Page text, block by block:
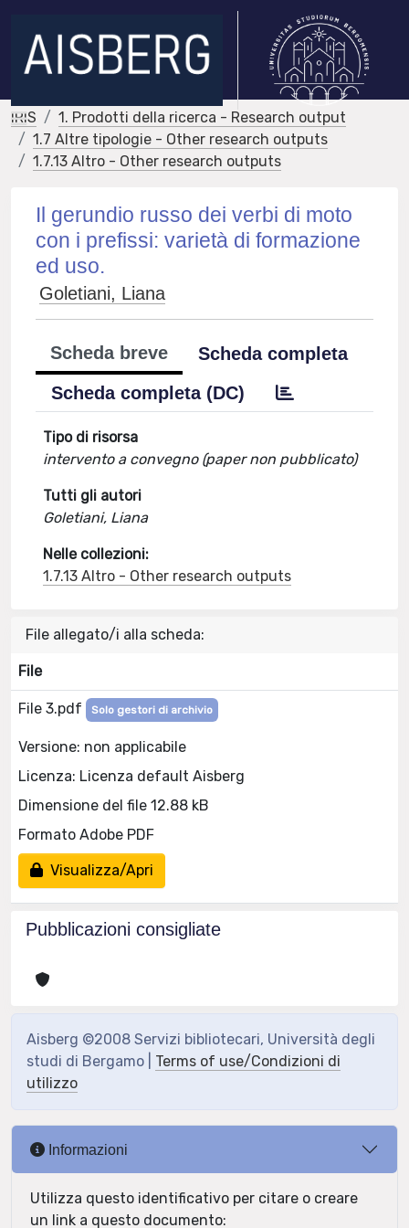
IRIS
1. Prodotti della ricerca - Research output
1.7 Altre tipologie - Other research outputs
1.7.13 Altro - Other research outputs
Il gerundio russo dei verbi di moto
con i prefissi: varietà di formazione
ed uso.
Goletiani, Liana
Scheda breve
Scheda completa
Scheda completa (DC)
Tipo di risorsa
intervento a convegno (paper non pubblicato)
Tutti gli autori
Goletiani, Liana
Nelle collezioni:
1.7.13 Altro - Other research outputs
File allegato/i alla scheda:
File
File 3.pdf Solo gestori di archivio
Versione: non applicabile
Licenza: Licenza default Aisberg
Dimensione del file 12.88 kB
Formato Adobe PDF
Visualizza/Apri
Pubblicazioni consigliate
Aisberg ©2008 Servizi bibliotecari, Università degli
studi di Bergamo | Terms of use/Condizioni di
utilizzo
Informazioni
Utilizza questo identificativo per citare o creare
un link a questo documento: